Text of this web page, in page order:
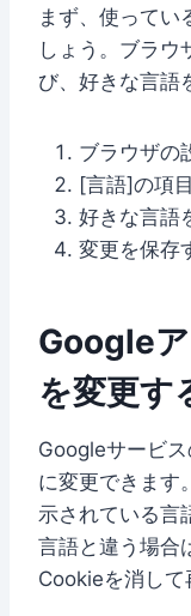
まず、使ってい
しょう。ブラウ
び、好きな言語
ブラウザの
[言語]の項
好きな言語
変更を保存
Google
を変更す
Googleサービ
に変更できます
示されている言
言語と違う場合
Cookieを消して